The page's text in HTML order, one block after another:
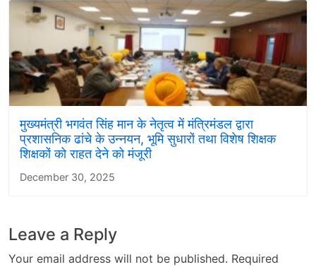
मुख्यमंत्री भगवंत सिंह मान के नेतृत्व में मंत्रिमंडल द्वारा
प्रशासनिक ढांचे के उन्नयन, भूमि सुधारों तथा विशेष शिक्षक
शिक्षकों को राहत देने को मंजूरी
December 30, 2025
Leave a Reply
Your email address will not be published. Required